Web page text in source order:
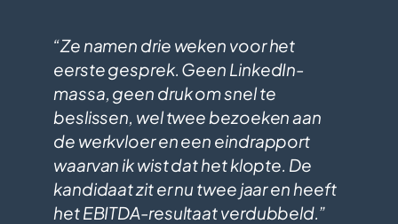
Ze namen drie weken voor het
eerste gesprek. Geen LinkedIn-
massa, geen druk om snel te
beslissen, wel twee bezoeken aan
de werkvloer en een eindrapport
waarvan ik wist dat het klopte. De
kandidaat zit er nu twee jaar en heeft
het EBITDA-resultaat verdubbeld.